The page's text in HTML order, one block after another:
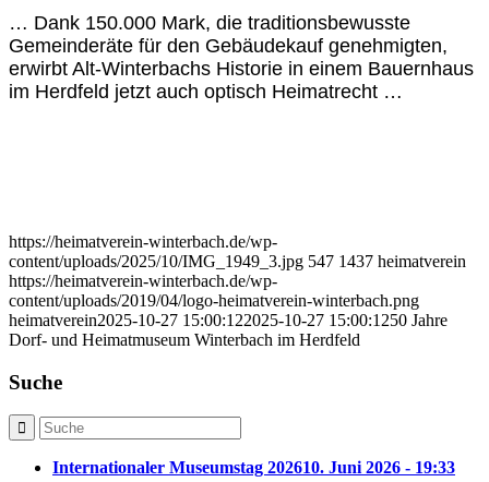
… Dank 150.000 Mark, die traditionsbewusste
Gemeinderäte für den Gebäudekauf genehmigten,
erwirbt Alt-Winterbachs Historie in einem Bauernhaus
im Herdfeld jetzt auch optisch Heimatrecht …
https://heimatverein-winterbach.de/wp-
content/uploads/2025/10/IMG_1949_3.jpg 547 1437 heimatverein
https://heimatverein-winterbach.de/wp-
content/uploads/2019/04/logo-heimatverein-winterbach.png
heimatverein2025-10-27 15:00:122025-10-27 15:00:1250 Jahre
Dorf- und Heimatmuseum Winterbach im Herdfeld
Suche
Internationaler Museumstag 202610. Juni 2026 - 19:33